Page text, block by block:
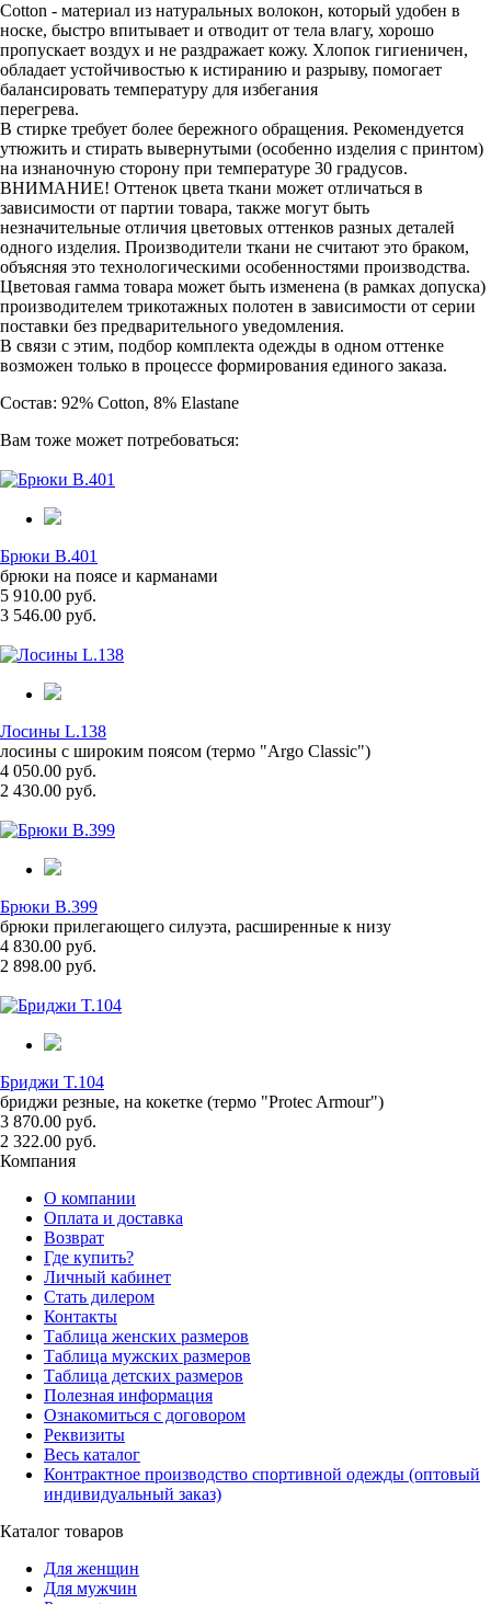
Cotton - материал из натуральных волокон, который удобен в
носке, быстро впитывает и отводит от тела влагу, хорошо
пропускает воздух и не раздражает кожу. Хлопок гигиеничен,
обладает устойчивостью к истиранию и разрыву, помогает
балансировать температуру для избегания
перегрева.
В стирке требует более бережного обращения. Рекомендуется
утюжить и стирать вывернутыми (особенно изделия с принтом)
на изнаночную сторону при температуре 30 градусов.
ВНИМАНИЕ! Оттенок цвета ткани может отличаться в
зависимости от партии товара, также могут быть
незначительные отличия цветовых оттенков разных деталей
одного изделия. Производители ткани не считают это браком,
объясняя это технологическими особенностями производства.
Цветовая гамма товара может быть изменена (в рамках допуска)
производителем трикотажных полотен в зависимости от серии
поставки без предварительного уведомления.
В связи с этим, подбор комплекта одежды в одном оттенке
возможен только в процессе формирования единого заказа.
Состав: 92% Cotton, 8% Elastane
Вам тоже может потребоваться:
Брюки B.401
брюки на поясе и карманами
5 910.00 руб.
3 546.00 руб.
Лосины L.138
лосины с широким поясом (термо "Argo Classic")
4 050.00 руб.
2 430.00 руб.
Брюки B.399
брюки прилегающего силуэта, расширенные к низу
4 830.00 руб.
2 898.00 руб.
Бриджи T.104
бриджи резные, на кокетке (термо "Protec Armour")
3 870.00 руб.
2 322.00 руб.
Компания
О компании
Оплата и доставка
Возврат
Где купить?
Личный кабинет
Стать дилером
Контакты
Таблица женских размеров
Таблица мужских размеров
Таблица детских размеров
Полезная информация
Ознакомиться с договором
Реквизиты
Весь каталог
Контрактное производство спортивной одежды (оптовый
индивидуальный заказ)
Каталог товаров
Для женщин
Для мужчин